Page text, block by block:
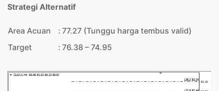
Strategi Alternatif
Area Acuan : 77.27 (Tunggu harga tembus valid)
Target
: 76.38 – 74.95